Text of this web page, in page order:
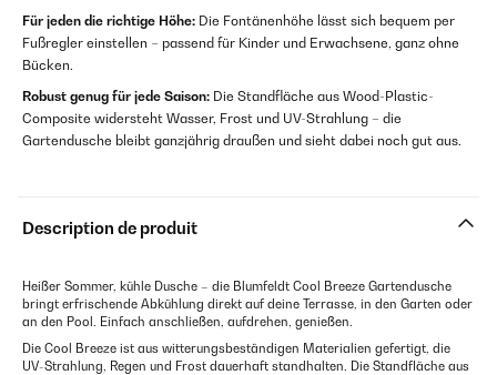
Für jeden die richtige Höhe: Die Fontänenhöhe lässt sich bequem per
Fußregler einstellen – passend für Kinder und Erwachsene, ganz ohne
Bücken.
Robust genug für jede Saison: Die Standfläche aus Wood-Plastic-
Composite widersteht Wasser, Frost und UV-Strahlung – die
Gartendusche bleibt ganzjährig draußen und sieht dabei noch gut aus.
Description de produit
Heißer Sommer, kühle Dusche – die Blumfeldt Cool Breeze Gartendusche
bringt erfrischende Abkühlung direkt auf deine Terrasse, in den Garten oder
an den Pool. Einfach anschließen, aufdrehen, genießen.
Die Cool Breeze ist aus witterungsbeständigen Materialien gefertigt, die
UV-Strahlung, Regen und Frost dauerhaft standhalten. Die Standfläche aus